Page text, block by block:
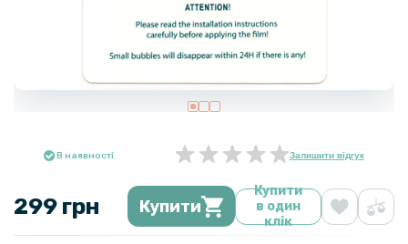
В наявності Залишити відгук
299 грн Купити
Купити
в один
клік